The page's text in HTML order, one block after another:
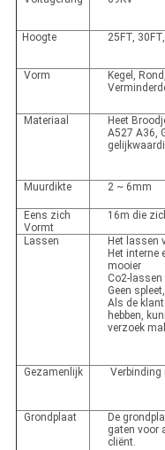
Hoogte 25FT,
Vorm
Kegel,
Materiaal
Heet
A527 A36,
Muurdikte 2 ~ 6mm
Eens zich
Vormt
16m die
Lassen
Het lassen
Het interne
mooier
Co2-
Geen
Als de
hebben,
verzoek
Gezamenlijk Verbinding
Grondplaat
De
gaten voor
cliënt.